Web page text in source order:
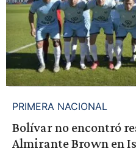
PRIMERA NACIONAL
Bolívar no encontró
Almirante Brown en